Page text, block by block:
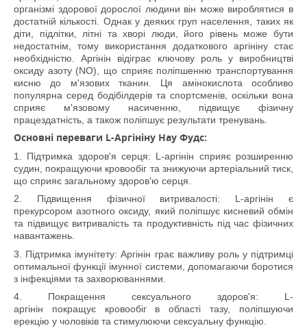
організмі здорової дорослої людини він може вироблятися в
достатній кількості. Однак у деяких груп населення, таких як
діти, підлітки, літні та хворі люди, його рівень може бути
недостатнім, тому використання додаткового аргініну стає
необхідністю. Аргінін відіграє ключову роль у виробництві
оксиду азоту (NO), що сприяє поліпшенню транспортування
кисню до м'язових тканин. Ця амінокислота особливо
популярна серед бодібілдерів та спортсменів, оскільки вона
сприяє м'язовому насиченню, підвищує фізичну
працездатність, а також поліпшує результати тренувань.
Основні переваги L-Аргініну Нау Фудс:
1. Підтримка здоров'я серця: L-аргінін сприяє розширенню
судин, покращуючи кровообіг та знижуючи артеріальний тиск,
що сприяє загальному здоров'ю серця.
2. Підвищення фізичної витривалості: L-аргінін є
прекурсором азотного оксиду, який поліпшує кисневий обмін
та підвищує витривалість та продуктивність під час фізичних
навантажень.
3. Підтримка імунітету: Аргінін грає важливу роль у підтримці
оптимальної функції імунної системи, допомагаючи боротися
з інфекціями та захворюваннями.
4. Покращення сексуального здоров'я: L-
аргінін покращує кровообіг в області тазу, поліпшуючи
ерекцію у чоловіків та стимулюючи сексуальну функцію.